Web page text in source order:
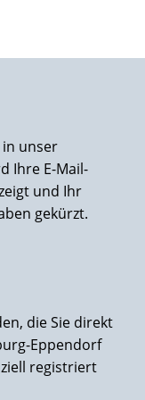
unser
Ihre E-Mail-
und Ihr
gekürzt.
die Sie direkt
Eppendorf
registriert